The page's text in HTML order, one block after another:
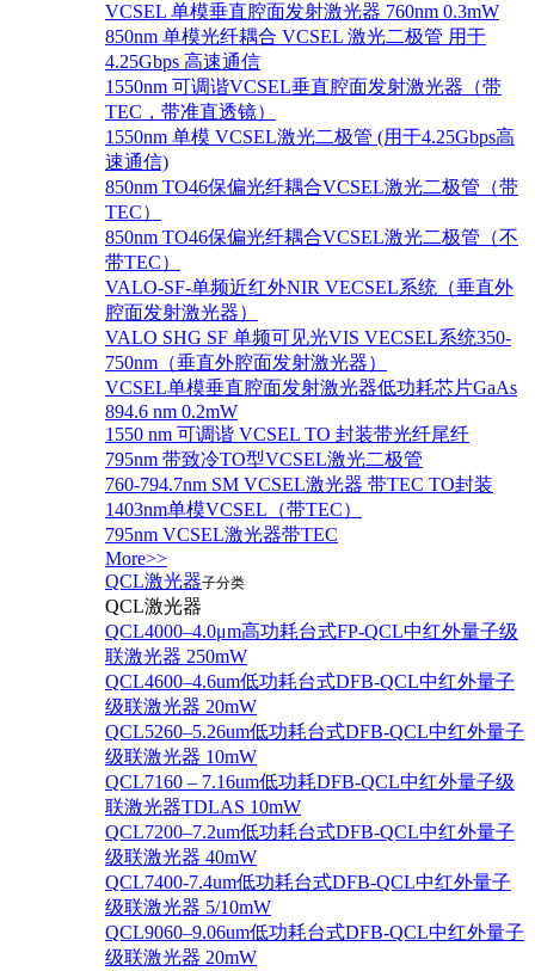
VCSEL 单模垂直腔面发射激光器 760nm 0.3mW
850nm 单模光纤耦合 VCSEL 激光二极管 用于
4.25Gbps 高速通信
1550nm 可调谐VCSEL垂直腔面发射激光器（带
TEC，带准直透镜）
1550nm 单模 VCSEL激光二极管 (用于4.25Gbps高
速通信)
850nm TO46保偏光纤耦合VCSEL激光二极管（带
TEC）
850nm TO46保偏光纤耦合VCSEL激光二极管（不
带TEC）
VALO-SF-单频近红外NIR VECSEL系统（垂直外
腔面发射激光器）
VALO SHG SF 单频可见光VIS VECSEL系统350-
750nm（垂直外腔面发射激光器）
VCSEL单模垂直腔面发射激光器低功耗芯片GaAs
894.6 nm 0.2mW
1550 nm 可调谐 VCSEL TO 封装带光纤尾纤
795nm 带致冷TO型VCSEL激光二极管
760-794.7nm SM VCSEL激光器 带TEC TO封装
1403nm单模VCSEL（带TEC）
795nm VCSEL激光器带TEC
More>>
QCL激光器子分类
QCL激光器
QCL4000–4.0μm高功耗台式FP-QCL中红外量子级
联激光器 250mW
QCL4600–4.6um低功耗台式DFB-QCL中红外量子
级联激光器 20mW
QCL5260–5.26um低功耗台式DFB-QCL中红外量子
级联激光器 10mW
QCL7160 – 7.16um低功耗DFB-QCL中红外量子级
联激光器TDLAS 10mW
QCL7200–7.2um低功耗台式DFB-QCL中红外量子
级联激光器 40mW
QCL7400-7.4um低功耗台式DFB-QCL中红外量子
级联激光器 5/10mW
QCL9060–9.06um低功耗台式DFB-QCL中红外量子
级联激光器 20mW